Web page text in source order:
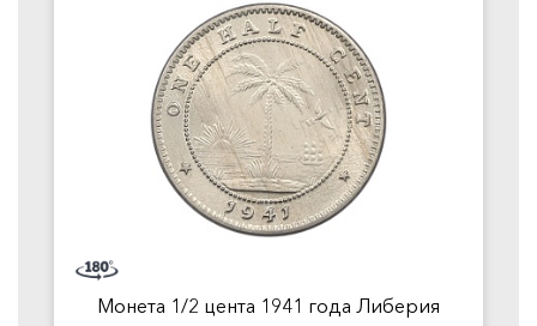
Монета 1/2 цента 1941 года Либерия